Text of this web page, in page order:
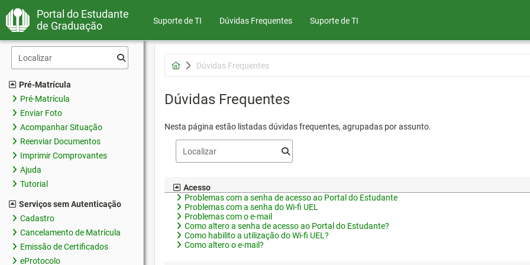
Portal do Estudante
de Graduação
Suporte de TI Dúvidas Frequentes Suporte de TI
Pré-Matrícula
Pré-Matrícula
Enviar Foto
Acompanhar Situação
Reenviar Documentos
Imprimir Comprovantes
Ajuda
Tutorial
Serviços sem Autenticação
Cadastro
Cancelamento de Matrícula
Emissão de Certificados
eProtocolo
Dúvidas Frequentes
Dúvidas Frequentes
Nesta página estão listadas dúvidas frequentes, agrupadas por assunto.
Acesso
Problemas com a senha de acesso ao Portal do Estudante
Problemas com a senha do Wi-fi UEL
Problemas com o e-mail
Como altero a senha de acesso ao Portal do Estudante?
Como habilito a utilização do Wi-fi UEL?
Como altero o e-mail?